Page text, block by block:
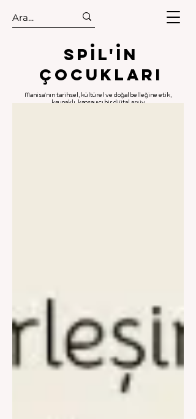
.
.
Spıl'in
Çocukları
Manisa'nın tarihsel, kültürel ve doğal belleğine etik,
kaynaklı, kapsayıcı bir dijital arşiv